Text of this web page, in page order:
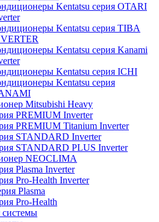
Kentatsu серия OTARI
Kentatsu серия TIBA
Kentatsu серия Kanami
Kentatsu серия ICHI
Kentatsu серия
Mitsubishi Heavy
PREMIUM Inverter
PREMIUM Titanium Inverter
STANDARD Inverter
STANDARD PLUS Inverter
NEOCLIMA
Plasma Inverter
Pro-Health Inverter
Plasma
Pro-Health
системы